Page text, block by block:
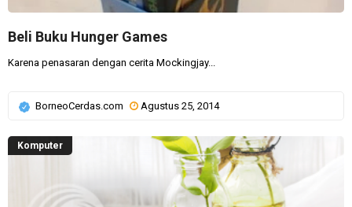
Beli Buku Hunger Games
Karena penasaran dengan cerita Mockingjay...
BorneoCerdas.com Agustus 25, 2014
Komputer